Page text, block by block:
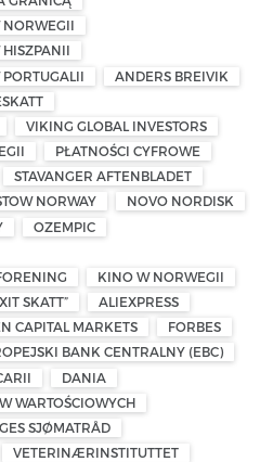
NORWEGII
ANDERS BREIVIK
VIKING GLOBAL INVESTORS
PŁATNOŚCI CYFROWE
STAVANGER AFTENBLADET
NORWAY
NOVO NORDISK
OZEMPIC
KINO W NORWEGII
SKATT”
ALIEXPRESS
CAPITAL MARKETS
FORBES
BANK CENTRALNY (EBC)
DANIA
WARTOŚCIOWYCH
SJØMATRÅD
VETERINÆRINSTITUTTET